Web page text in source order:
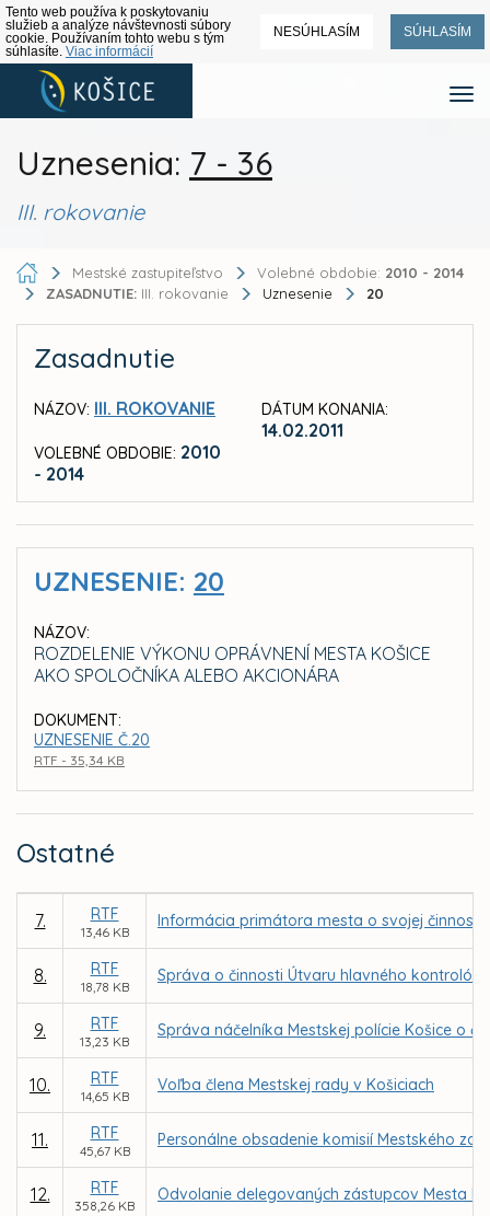
Tento web používa k poskytovaniu
služieb a analýze návštevnosti súbory
cookie. Používaním tohto webu s tým
súhlasíte. Viac informácií
NESÚHLASÍM SÚHLASÍM
Uznesenia: 7 - 36
III. rokovanie
Mestské zastupiteľstvo Volebné obdobie: 2010 - 2014
ZASADNUTIE: III. rokovanie Uznesenie 20
Zasadnutie
NÁZOV: III. ROKOVANIE
VOLEBNÉ OBDOBIE: 2010
- 2014
DÁTUM KONANIA:
14.02.2011
UZNESENIE: 20
NÁZOV:
ROZDELENIE VÝKONU OPRÁVNENÍ MESTA KOŠICE
AKO SPOLOČNÍKA ALEBO AKCIONÁRA
DOKUMENT:
UZNESENIE Č.20
RTF - 35,34 KB
Ostatné
7. RTF
13,46 KB
Informácia primátora mesta o svojej
8. RTF
18,78 KB
Správa o činnosti Útvaru hlavného kontrolóra
9. RTF
13,23 KB
Správa náčelníka Mestskej polície Košice o
10. RTF
14,65 KB
Voľba člena Mestskej rady v Košiciach
11. RTF
45,67 KB
Personálne obsadenie komisií Mestského
12. RTF
358,26 KB
Odvolanie delegovaných zástupcov Mesta